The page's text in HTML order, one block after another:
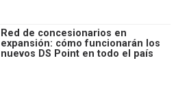
Red de concesionarios en
expansión: cómo funcionarán los
nuevos DS Point en todo el país